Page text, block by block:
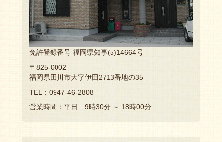
免許登録番号 福岡県知事(5)14664号
〒825-0002
福岡県田川市大字伊田2713番地の35
TEL：0947-46-2808
営業時間：平日 9時30分 ～ 18時00分